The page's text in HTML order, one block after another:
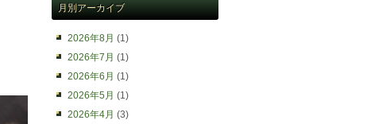
月別アーカイブ
2026年8月 (1)
2026年7月 (1)
2026年6月 (1)
2026年5月 (1)
2026年4月 (3)